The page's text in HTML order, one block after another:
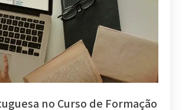
no Curso de Formação